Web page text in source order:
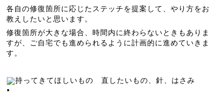
各自の修復箇所に応じたステッチを提案して、やり方をお
教えしたいと思います。
修復箇所が大きな場合、時間内に終わらないときもありま
すが、ご自宅でも進められるように計画的に進めていきま
す。
持ってきてほしいもの　直したいもの、針、はさみ